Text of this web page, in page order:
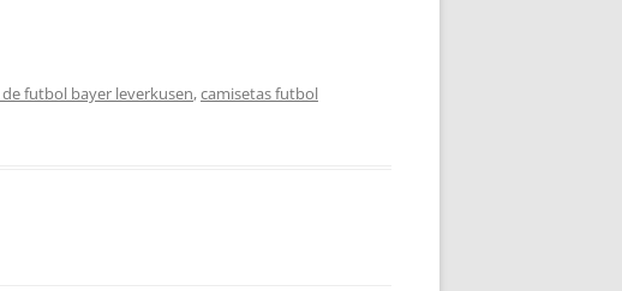
futbol bayer leverkusen,camisetas futbol